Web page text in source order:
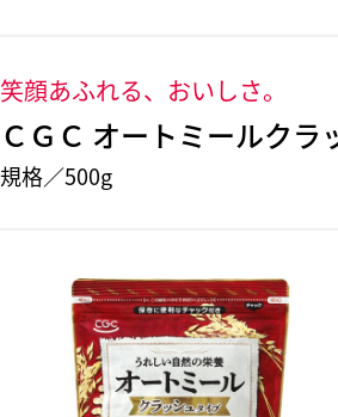
笑顔あふれる、おいしさ。
ＣＧＣ オートミールクラ
規格／500g